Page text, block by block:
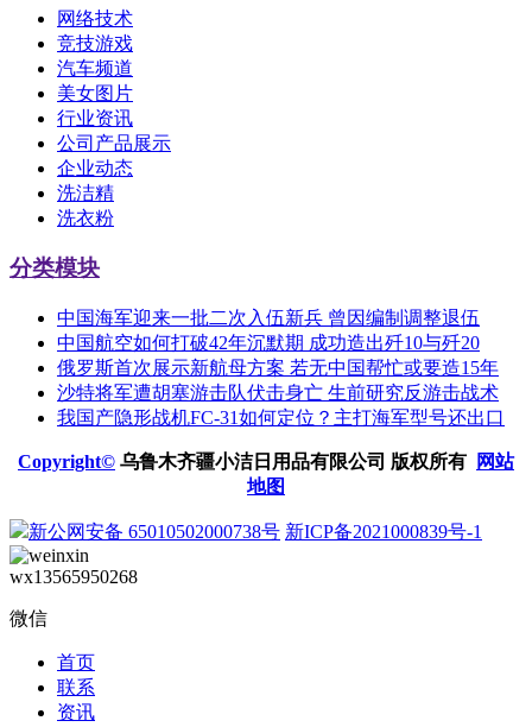
网络技术
竞技游戏
汽车频道
美女图片
行业资讯
公司产品展示
企业动态
洗洁精
洗衣粉
分类模块
中国海军迎来一批二次入伍新兵 曾因编制调整退伍
中国航空如何打破42年沉默期 成功造出歼10与歼20
俄罗斯首次展示新航母方案 若无中国帮忙或要造15年
沙特将军遭胡塞游击队伏击身亡 生前研究反游击战术
我国产隐形战机FC-31如何定位？主打海军型号还出口
Copyright© 乌鲁木齐疆小洁日用品有限公司 版权所有
网站
地图
新公网安备 65010502000738号 新ICP备2021000839号-1
wx13565950268
微信
首页
联系
资讯